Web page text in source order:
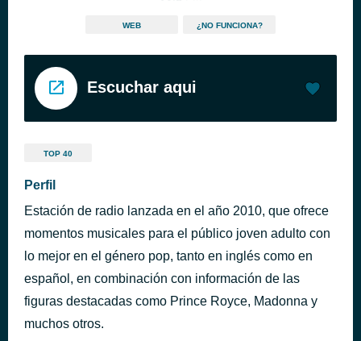
WEB ¿NO FUNCIONA?
Escuchar aqui
TOP 40
Perfil
Estación de radio lanzada en el año 2010, que ofrece
momentos musicales para el público joven adulto con
lo mejor en el género pop, tanto en inglés como en
español, en combinación con información de las
figuras destacadas como Prince Royce, Madonna y
muchos otros.